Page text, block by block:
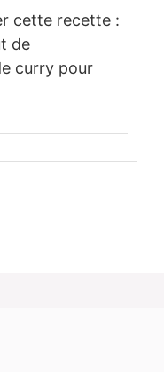
cette recette :
de
curry pour